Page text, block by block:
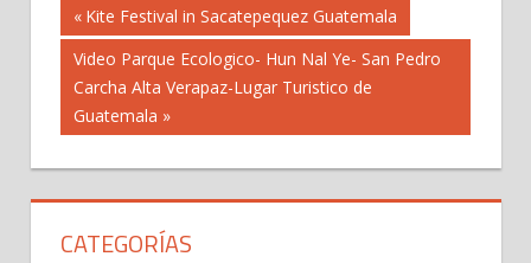
Navegación
de
entradas
Previous
Post:
Kite Festival in Sacatepequez Guatemala
Next
Post:
Video Parque Ecologico- Hun Nal Ye- San Pedro
Carcha Alta Verapaz-Lugar Turistico de
Guatemala
CATEGORÍAS